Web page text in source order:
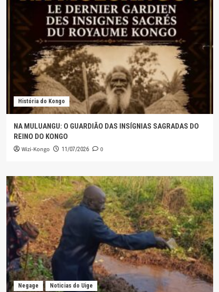
História do Kongo
NA MULUANGU: O GUARDIÃO DAS INSÍGNIAS SAGRADAS DO
REINO DO KONGO
Wizi-Kongo 11/07/2026 0
Negage Noticias do Uige